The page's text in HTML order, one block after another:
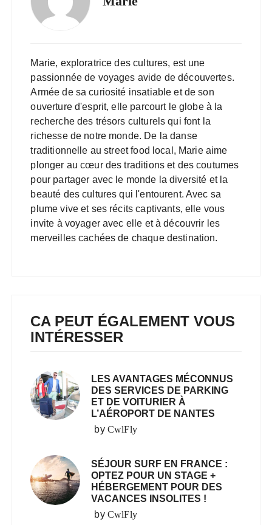
Marie, exploratrice des cultures, est une
passionnée de voyages avide de découvertes.
Armée de sa curiosité insatiable et de son
ouverture d'esprit, elle parcourt le globe à la
recherche des trésors culturels qui font la
richesse de notre monde. De la danse
traditionnelle au street food local, Marie aime
plonger au cœur des traditions et des coutumes
pour partager avec le monde la diversité et la
beauté des cultures qui l'entourent. Avec sa
plume vive et ses récits captivants, elle vous
invite à voyager avec elle et à découvrir les
merveilles cachées de chaque destination.
CA PEUT ÉGALEMENT VOUS
INTÉRESSER
LES AVANTAGES MÉCONNUS
DES SERVICES DE PARKING
ET DE VOITURIER À
L’AÉROPORT DE NANTES
by CwlFly
SÉJOUR SURF EN FRANCE :
OPTEZ POUR UN STAGE +
HÉBERGEMENT POUR DES
VACANCES INSOLITES !
by CwlFly